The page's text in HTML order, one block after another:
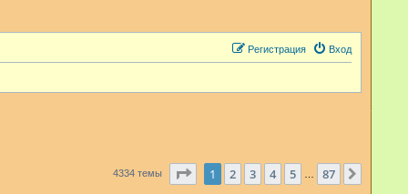
Вход
Регистрация
4334 темы Страница1 из 87
1 2 3 4 5 87